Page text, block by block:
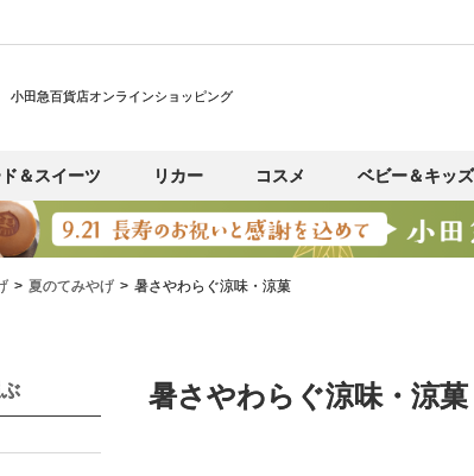
小田急百貨店オンラインショッピング
＆スイーツ リカー コスメ ベビー＆キッズ
夏のてみやげ 暑さやわらぐ涼味・涼菓
暑さやわらぐ涼味・涼